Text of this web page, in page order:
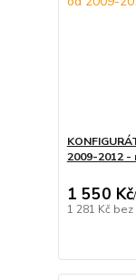
2009-2012 -
1 550 Kč/
1 281 Kč bez